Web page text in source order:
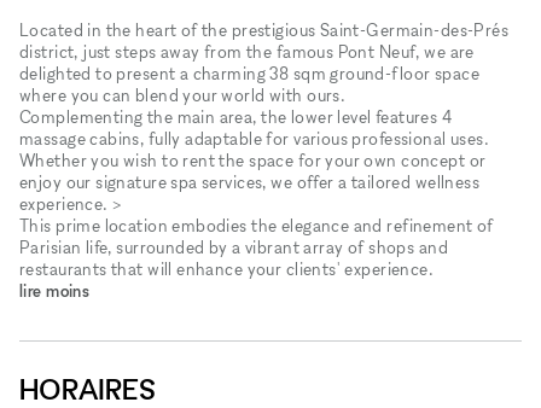
Located in the heart of the prestigious Saint-Germain-des-Prés
district, just steps away from the famous Pont Neuf, we are
delighted to present a charming 38 sqm ground-floor space
where you can blend your world with ours.
Complementing the main area, the lower level features 4
massage cabins, fully adaptable for various professional uses.
Whether you wish to rent the space for your own concept or
enjoy our signature spa services, we offer a tailored wellness
experience. >
This prime location embodies the elegance and refinement of
Parisian life, surrounded by a vibrant array of shops and
restaurants that will enhance your clients' experience.
lire moins
HORAIRES